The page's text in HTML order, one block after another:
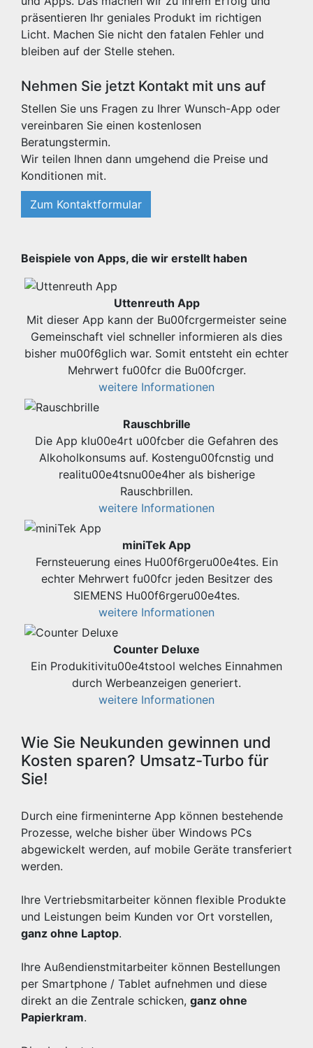
präsentieren Ihr geniales Produkt im richtigen
Licht. Machen Sie nicht den fatalen Fehler und
bleiben auf der Stelle stehen.
Nehmen Sie jetzt Kontakt mit uns auf
Stellen Sie uns Fragen zu Ihrer Wunsch-App oder
vereinbaren Sie einen kostenlosen
Beratungstermin.
Wir teilen Ihnen dann umgehend die Preise und
Konditionen mit.
Zum Kontaktformular
Beispiele von Apps, die wir erstellt haben
Uttenreuth App
Mit dieser App kann der Bu00fcrgermeister seine
Gemeinschaft viel schneller informieren als dies
bisher mu00f6glich war. Somit entsteht ein echter
Mehrwert fu00fcr die Bu00fcrger.
weitere Informationen
Rauschbrille
Die App klu00e4rt u00fcber die Gefahren des
Alkoholkonsums auf. Kostengu00fcnstig und
realitu00e4tsnu00e4her als bisherige
Rauschbrillen.
weitere Informationen
miniTek App
Fernsteuerung eines Hu00f6rgeru00e4tes. Ein
echter Mehrwert fu00fcr jeden Besitzer des
SIEMENS Hu00f6rgeru00e4tes.
weitere Informationen
Counter Deluxe
Ein Produkitivitu00e4tstool welches Einnahmen
durch Werbeanzeigen generiert.
weitere Informationen
Wie Sie Neukunden gewinnen und
Kosten sparen? Umsatz-Turbo für
Sie!
Durch eine firmeninterne App können bestehende
Prozesse, welche bisher über Windows PCs
abgewickelt werden, auf mobile Geräte transferiert
werden.
Ihre Vertriebsmitarbeiter können flexible Produkte
und Leistungen beim Kunden vor Ort vorstellen,
ganz ohne Laptop.
Ihre Außendienstmitarbeiter können Bestellungen
per Smartphone / Tablet aufnehmen und diese
direkt an die Zentrale schicken, ganz ohne
Papierkram.